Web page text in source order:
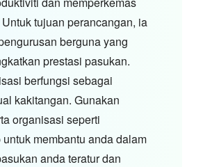
tujuan perancangan, ia
berguna yang
prestasi pasukan.
berfungsi sebagai
kakitangan. Gunakan
organisasi seperti
membantu anda dalam
anda teratur dan